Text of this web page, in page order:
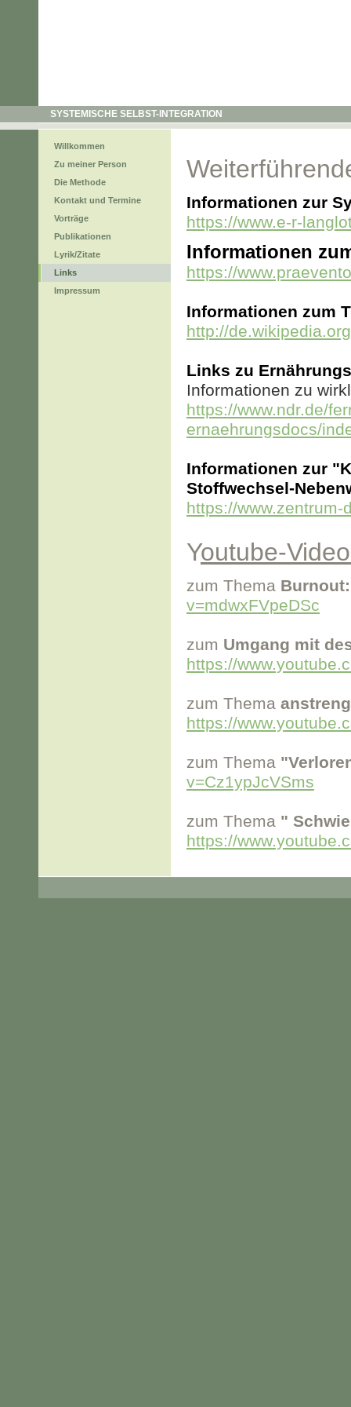
SYSTEMISCHE SELBST-INTEGRATION
Willkommen
Zu meiner Person
Die Methode
Kontakt und Termine
Vorträge
Publikationen
Lyrik/Zitate
Links
Impressum
Informationen zur
https://www.e-r-
Informationen
https://
Informationen zum
http://
Links zu
Informationen zu
https://www.ndr.de/
ernaehrungsdocs/
Informationen zur
Stoffwechsel-
https://
Youtube-
zum Thema Burnout:
v=mdwxFVpeDSc
zum Umgang mit
https://
zum Thema
https://
zum Thema
v=Cz1ypJcVSms
zum Thema "
https://